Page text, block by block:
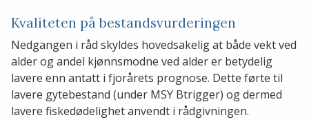
Kvaliteten på bestandsvurderingen
Nedgangen i råd skyldes hovedsakelig at både vekt ved
alder og andel kjønnsmodne ved alder er betydelig
lavere enn antatt i fjorårets prognose. Dette førte til
lavere gytebestand (under MSY Btrigger) og dermed
lavere fiskedødelighet anvendt i rådgivningen.